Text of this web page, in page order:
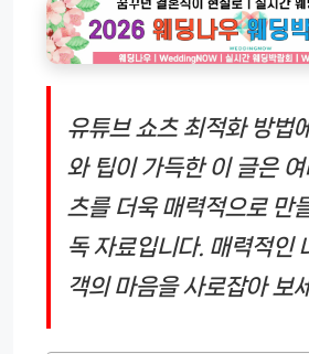
유튜브 쇼츠 최적화 방법
와 팁이 가득한 이 글은
츠를 더욱 매력적으로 만
독 자료입니다. 매력적인
객의 마음을 사로잡아 보